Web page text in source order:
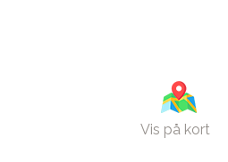
Vis på kort